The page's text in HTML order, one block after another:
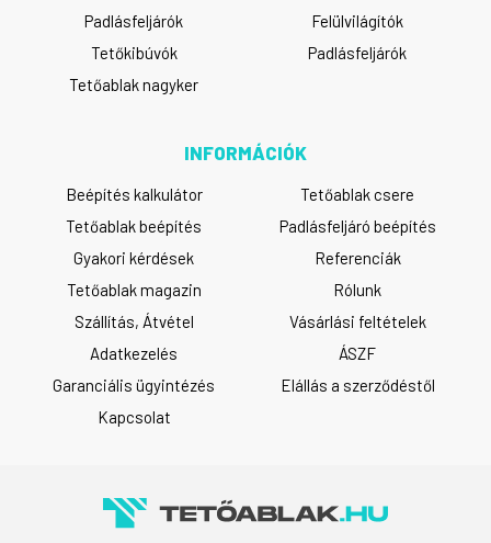
Padlásfeljárók
Felülvilágítók
Tetőkibúvók
Padlásfeljárók
Tetőablak nagyker
INFORMÁCIÓK
Beépítés kalkulátor
Tetőablak csere
Tetőablak beépítés
Padlásfeljáró beépítés
Gyakori kérdések
Referenciák
Tetőablak magazin
Rólunk
Szállítás, Átvétel
Vásárlási feltételek
Adatkezelés
ÁSZF
Garanciális ügyintézés
Elállás a szerződéstől
Kapcsolat